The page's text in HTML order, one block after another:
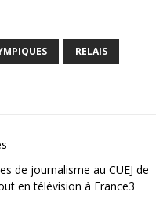
RELAIS
de journalisme au CUEJ de
en télévision à France3